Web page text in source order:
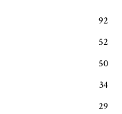
92
52
50
34
29